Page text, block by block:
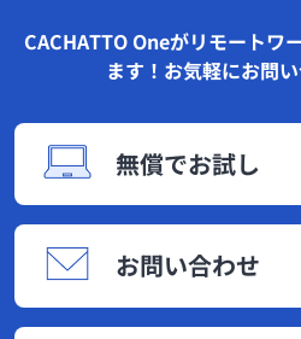
CACHATTO Oneがリモートワ
ます！お気軽にお問
無償でお試し
お問い合わせ